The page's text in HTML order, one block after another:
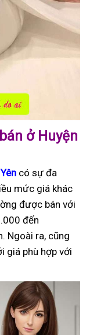
ở Huyện
có sự đa
mức giá khác
được bán với
đến
Ngoài ra, cũng
giá phù hợp với